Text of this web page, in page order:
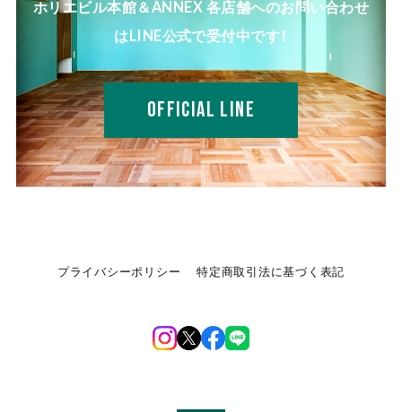
ホリエビル本館＆ANNEX 各店舗へのお問い合わせ
はLINE公式で受付中です！
OFFICIAL LINE
プライバシーポリシー 特定商取引法に基づく表記